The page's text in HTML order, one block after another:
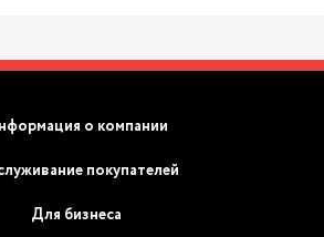
о компании
покупателей
Для бизнеса